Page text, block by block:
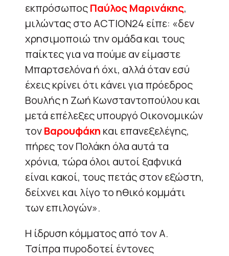
εκπρόσωποςΠαύλος Μαρινάκης,
μιλώντας στο ACTION24 είπε: «δεν
χρησιμοποιώ την ομάδα και τους
παίκτες για να πούμε αν είμαστε
Μπαρτσελόνα ή όχι, αλλά όταν εσύ
έχεις κρίνει ότι κάνει για πρόεδρος
Βουλής η Ζωή Κωνσταντοπούλου και
μετά επέλεξες υπουργό Οικονομικών
τονΒαρουφάκη και επανεξελέγης,
πήρες τον Πολάκη όλα αυτά τα
χρόνια, τώρα όλοι αυτοί ξαφνικά
είναι κακοί, τους πετάς στον εξώστη,
δείχνει και λίγο το ηθικό κομμάτι
των επιλογών».
Η ίδρυση κόμματος από τον Α.
Τσίπρα πυροδοτεί έντονες